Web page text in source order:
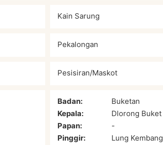
Kain Sarung
Pekalongan
Pesisiran/Maskot
Badan:
Buketan
Kepala:
Dlorong Buket
Papan:
-
Pinggir:
Lung Kembang